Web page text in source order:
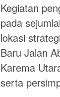
Kegiatan
pada
lokasi
Baru Jalan
Karema
serta